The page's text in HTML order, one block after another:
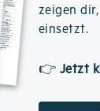
zeigen
einsetzt.
👉 Jetzt